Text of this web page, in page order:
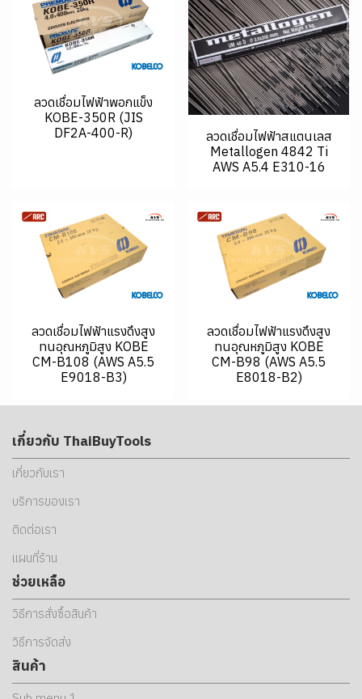
ลวดเชื่อมไฟฟ้าพอกแข็ง
KOBE-350R (JIS
DF2A-400-R)
ลวดเชื่อมไฟฟ้าสแตนเลส
Metallogen 4842 Ti
AWS A5.4 E310-16
ลวดเชื่อมไฟฟ้าแรงดึงสูง
ทนอุณหภูมิสูง KOBE
CM-B108 (AWS A5.5
E9018-B3)
ลวดเชื่อมไฟฟ้าแรงดึงสูง
ทนอุณหภูมิสูง KOBE
CM-B98 (AWS A5.5
E8018-B2)
เกี่ยวกับ ThaiBuyTools
เกี่ยวกับเรา
บริการของเรา
ติดต่อเรา
แผนที่ร้าน
ช่วยเหลือ
วิธีการสั่งซื้อสินค้า
วิธีการจัดส่ง
สินค้า